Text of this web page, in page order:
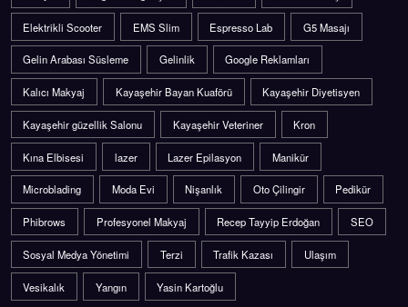
Elektrikli Scooter EMS Slim Espresso Lab G5 Masajı
Gelin Arabası Süsleme Gelinlik Google Reklamları
Kalıcı Makyaj Kayaşehir Bayan Kuaförü Kayaşehir Diyetisyen
Kayaşehir güzellik Salonu Kayaşehir Veteriner Kron
Kına Elbisesi lazer Lazer Epilasyon Manikür
Microblading Moda Evi Nişanlık Oto Çilingir Pedikür
Phibrows Profesyonel Makyaj Recep Tayyip Erdoğan SEO
Sosyal Medya Yönetimi Terzi Trafik Kazası Ulaşım
Vesikalık Yangın Yasin Kartoğlu